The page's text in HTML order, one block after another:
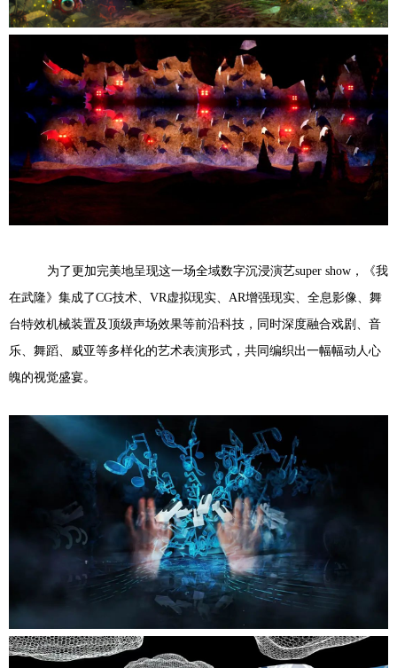
为了更加完美地呈现这一场全域数字沉浸演艺super show，《我
在武隆》集成了CG技术、VR虚拟现实、AR增强现实、全息影像、舞
台特效机械装置及顶级声场效果等前沿科技，同时深度融合戏剧、音
乐、舞蹈、威亚等多样化的艺术表演形式，共同编织出一幅幅动人心
魄的视觉盛宴。